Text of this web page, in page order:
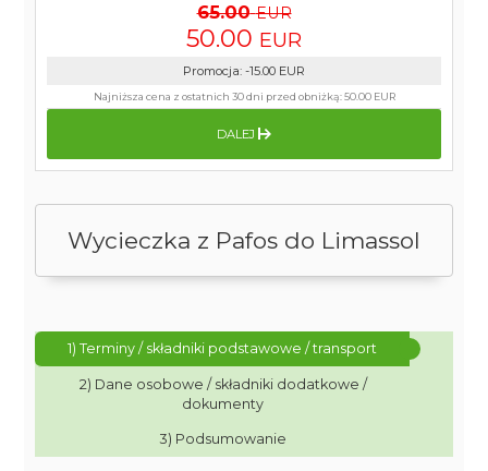
Wycieczka z Pafos do Limassol
1) Terminy / składniki podstawowe / transport
2) Dane osobowe / składniki dodatkowe /
dokumenty
3) Podsumowanie
65.00 EUR
50.00 EUR
Promocja: -15.00 EUR
Najniższa cena z ostatnich 30 dni przed obniżką:50.00 EUR
DALEJ